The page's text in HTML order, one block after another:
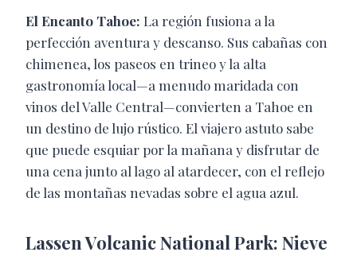
El Encanto Tahoe: La región fusiona a la
perfección aventura y descanso. Sus cabañas con
chimenea, los paseos en trineo y la alta
gastronomía local—a menudo maridada con
vinos del Valle Central—convierten a Tahoe en
un destino de lujo rústico. El viajero astuto sabe
que puede esquiar por la mañana y disfrutar de
una cena junto al lago al atardecer, con el reflejo
de las montañas nevadas sobre el agua azul.
Lassen Volcanic National Park: Nieve